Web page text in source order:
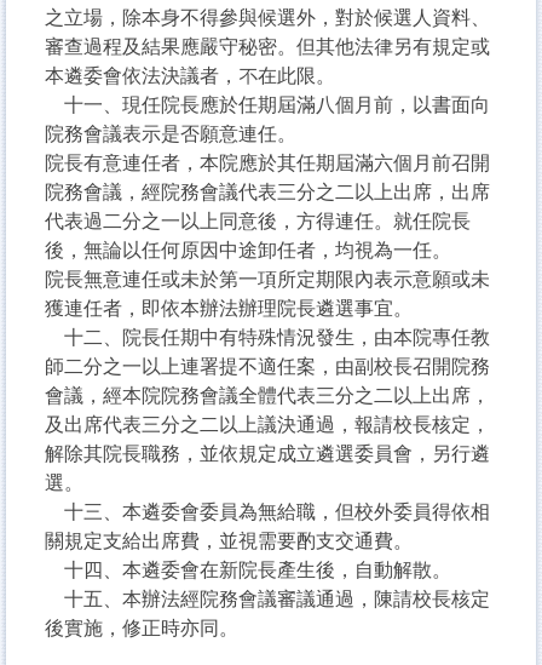
之立場，除本身不得參與候選外，對於候選人資料、
審查過程及結果應嚴守秘密。但其他法律另有規定或
本遴委會依法決議者，不在此限。
十一、現任院長應於任期屆滿八個月前，以書面向
院務會議表示是否願意連任。
院長有意連任者，本院應於其任期屆滿六個月前召開
院務會議，經院務會議代表三分之二以上出席，出席
代表過二分之一以上同意後，方得連任。就任院長
後，無論以任何原因中途卸任者，均視為一任。
院長無意連任或未於第一項所定期限內表示意願或未
獲連任者，即依本辦法辦理院長遴選事宜。
十二、院長任期中有特殊情況發生，由本院專任教
師二分之一以上連署提不適任案，由副校長召開院務
會議，經本院院務會議全體代表三分之二以上出席，
及出席代表三分之二以上議決通過，報請校長核定，
解除其院長職務，並依規定成立遴選委員會，另行遴
選。
十三、本遴委會委員為無給職，但校外委員得依相
關規定支給出席費，並視需要酌支交通費。
十四、本遴委會在新院長產生後，自動解散。
十五、本辦法經院務會議審議通過，陳請校長核定
後實施，修正時亦同。